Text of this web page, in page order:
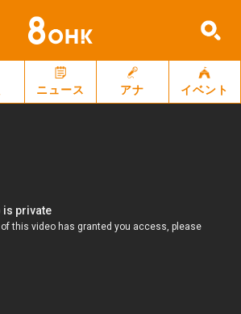
ニュース アナ イベント